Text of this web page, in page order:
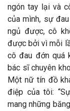
ngón tay lại và
của mình, sự
ngủ được, cô
được bởi vì mỗi
cô đau đớn quá
bác sĩ chuyên
Một nữ tín đồ
điệp của tôi:
mang những